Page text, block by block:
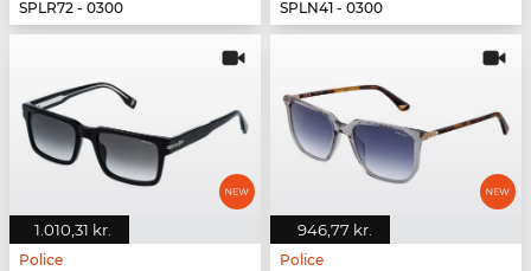
SPLR72 - 0300
SPLN41 - 0300
1.010,31 kr.
Police
946,77 kr.
Police